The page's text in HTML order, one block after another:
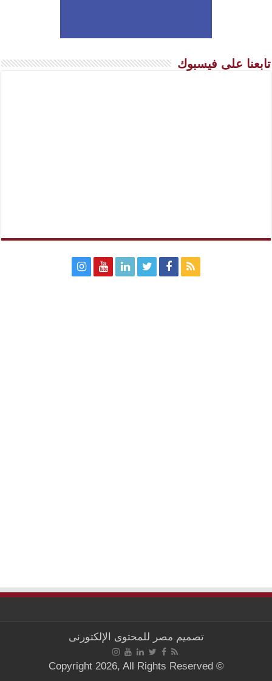
تابعنا على فيسبوك
تصميم مصر للمحتوى الإلكتورنى
© Copyright 2026, All Rights Reserved